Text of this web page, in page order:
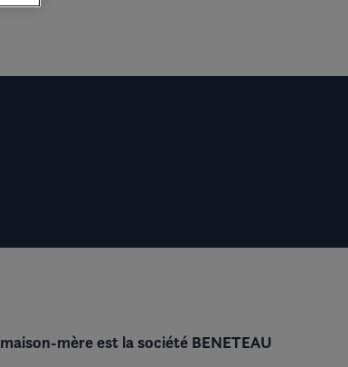
maison-mère est la société BENETEAU